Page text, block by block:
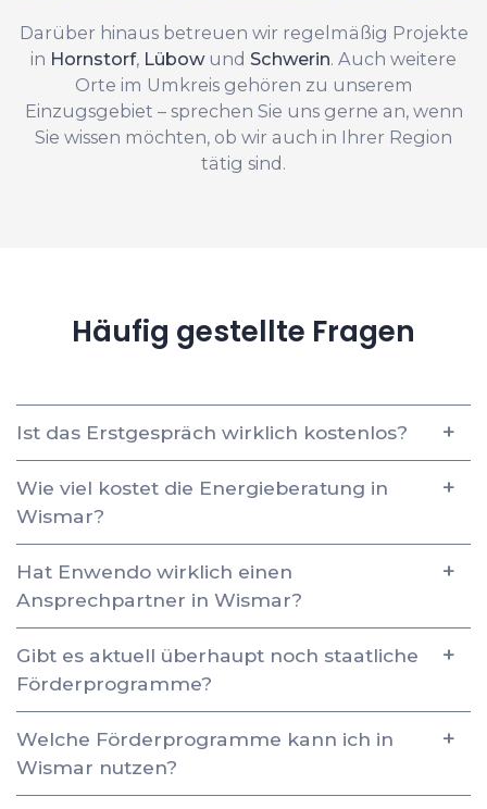
Darüber hinaus betreuen wir regelmäßig Projekte
in Hornstorf, Lübowund Schwerin. Auch weitere
Orte im Umkreis gehören zu unserem
Einzugsgebiet – sprechen Sie uns gerne an, wenn
Sie wissen möchten, ob wir auch in Ihrer Region
tätig sind.
Häufig gestellte Fragen
Ist das Erstgespräch wirklich kostenlos?
Wie viel kostet die Energieberatung in
Wismar?
Hat Enwendo wirklich einen
Ansprechpartner in Wismar?
Gibt es aktuell überhaupt noch staatliche
Förderprogramme?
Welche Förderprogramme kann ich in
Wismar nutzen?